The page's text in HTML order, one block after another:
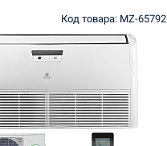
Код товара: MZ-65792